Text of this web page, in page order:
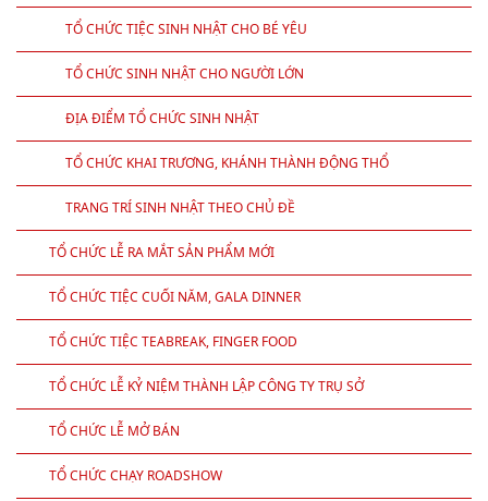
TỔ CHỨC TIỆC SINH NHẬT CHO BÉ YÊU
TỔ CHỨC SINH NHẬT CHO NGƯỜI LỚN
ĐỊA ĐIỂM TỔ CHỨC SINH NHẬT
TỔ CHỨC KHAI TRƯƠNG, KHÁNH THÀNH ĐỘNG THỔ
TRANG TRÍ SINH NHẬT THEO CHỦ ĐỀ
TỔ CHỨC LỄ RA MẮT SẢN PHẨM MỚI
TỔ CHỨC TIỆC CUỐI NĂM, GALA DINNER
TỔ CHỨC TIỆC TEABREAK, FINGER FOOD
TỔ CHỨC LỄ KỶ NIỆM THÀNH LẬP CÔNG TY TRỤ SỞ
TỔ CHỨC LỄ MỞ BÁN
TỔ CHỨC CHẠY ROADSHOW